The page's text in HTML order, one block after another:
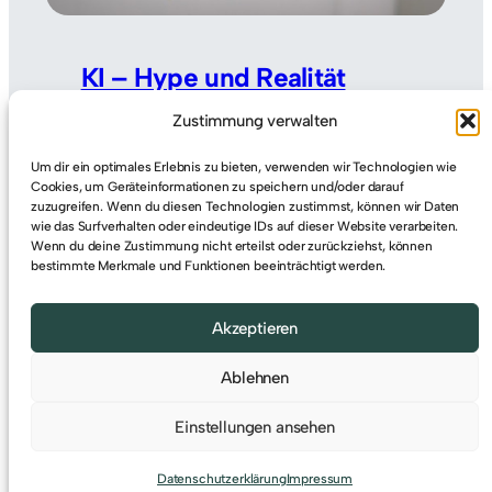
Zustimmung verwalten
Um dir ein optimales Erlebnis zu bieten, verwenden wir Technologien wie
Cookies, um Geräteinformationen zu speichern und/oder darauf
zuzugreifen. Wenn du diesen Technologien zustimmst, können wir Daten
wie das Surfverhalten oder eindeutige IDs auf dieser Website verarbeiten.
Wenn du deine Zustimmung nicht erteilst oder zurückziehst, können
bestimmte Merkmale und Funktionen beeinträchtigt werden.
Akzeptieren
Ablehnen
Einstellungen ansehen
DatenschutzerklärungImpressum
KI – Hype und Realität
Künstliche Intelligenz prägt aktuell die
Technologiebranche wie kaum ein
anderes Thema. Neue Produkte
erscheinen im Wochentakt,
Unternehmen positionieren sich
offensiv, und Investoren stellen
immense Summen bereit. Auf den
ersten Blick entsteht ein klares…